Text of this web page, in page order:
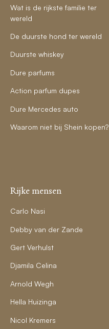
Wat is de rijkste familie ter
wereld
De duurste hond ter wereld
Duurste whiskey
Dure parfums
Action parfum dupes
Dure Mercedes auto
Waarom niet bij Shein kopen?
Rijke mensen
Carlo Nasi
Debby van der Zande
Gert Verhulst
Djamila Celina
Arnold Wegh
Hella Huizinga
Nicol Kremers